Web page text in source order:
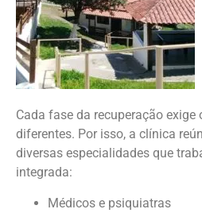
Cada fase da recuperação exige
diferentes. Por isso, a clínica
diversas especialidades que
integrada:
Médicos e psiquiatras